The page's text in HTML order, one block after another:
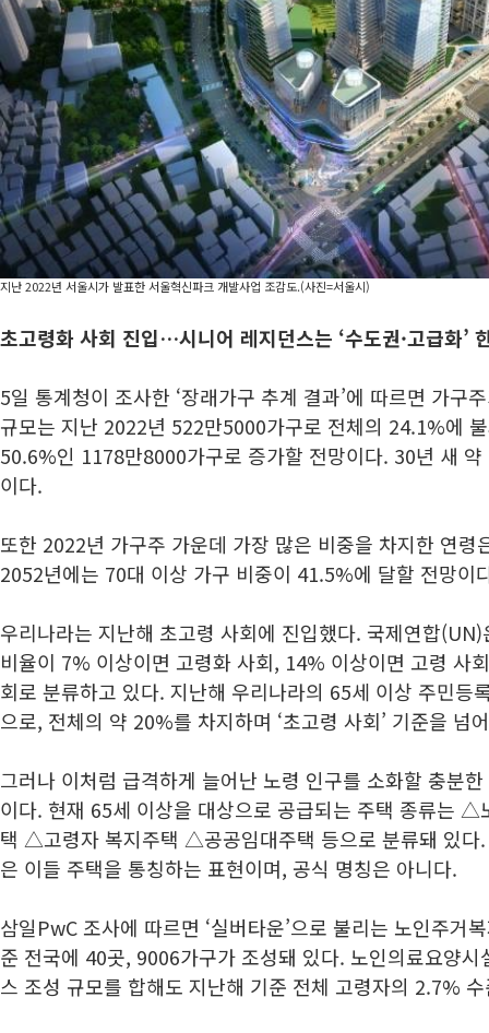
지난 2022년 서울시가 발표한 서울혁신파크 개발사업 조감도.(사진=서울시)
초고령화 사회 진입…시니어 레지던스는 ‘수도권·고급화’
5일 통계청이 조사한 ‘장래가구 추계 결과’에 따르면 가구
규모는 지난 2022년 522만5000가구로 전체의 24.1%에
50.6%인 1178만8000가구로 증가할 전망이다. 30년 새
이다.
또한 2022년 가구주 가운데 가장 많은 비중을 차지한 연
2052년에는 70대 이상 가구 비중이 41.5%에 달할 전망이
우리나라는 지난해 초고령 사회에 진입했다. 국제연합
비율이 7% 이상이면 고령화 사회, 14% 이상이면 고령 사
회로 분류하고 있다. 지난해 우리나라의 65세 이상 주민등
으로, 전체의 약 20%를 차지하며 ‘초고령 사회’ 기준을 넘
그러나 이처럼 급격하게 늘어난 노령 인구를 소화할 충분
이다. 현재 65세 이상을 대상으로 공급되는 주택 종류는
택 △고령자 복지주택 △공공임대주택 등으로 분류돼 있다.
은 이들 주택을 통칭하는 표현이며, 공식 명칭은 아니다.
삼일PwC 조사에 따르면 ‘실버타운’으로 불리는 노인주거
준 전국에 40곳, 9006가구가 조성돼 있다. 노인의료요양
스 조성 규모를 합해도 지난해 기준 전체 고령자의 2.7%